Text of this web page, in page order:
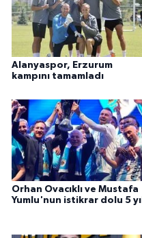
Alanyaspor, Erzurum
kampını tamamladı
Orhan Ovacıklı ve Mustafa
Yumlu'nun istikrar dolu 5